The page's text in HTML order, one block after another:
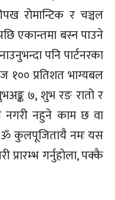
रोमान्टिक र चञ्चल
एकान्तमा बस्न पाउने
पनि पार्टनरका
१०० प्रतिशत भाग्यबल
७, शुभ रङ रातो र
नगरी नहुने काम छ वा
कुलपूजितायै नमः यस
प्रारम्भ गर्नुहोला, पक्कै